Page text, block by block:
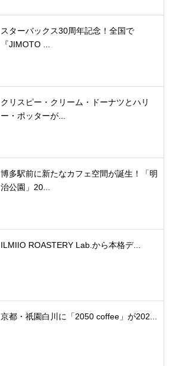
スターバックス30周年記念！全国で
『JIMOTO ...
クリスピー・クリーム・ドーナツとハリ
ー・ポッターが...
博多駅前に新たなカフェ空間が誕生！「明
治公園」20...
ILMIIO ROASTERY Lab.から本格デ...
京都・祇園白川に「2050 coffee」が202...